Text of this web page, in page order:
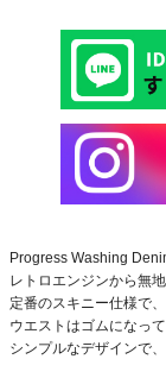
Progress Washing
レトロエンジンから無
定番のスキニー仕様で
ウエストはゴムになっ
シンプルなデザインで